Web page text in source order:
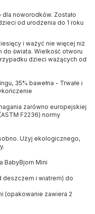
noworodków. Zostało
od urodzenia do 1 roku
i ważyć nie więcej niż
do świata. Wielkość otworu
dzieci ważących od
35% bawełna - Trwałe i
zarówno europejskiej
F2236) normy
Użyj ekologicznego,
BabyBjorn Mini
deszczem i wiatrem) do
(opakowanie zawiera 2